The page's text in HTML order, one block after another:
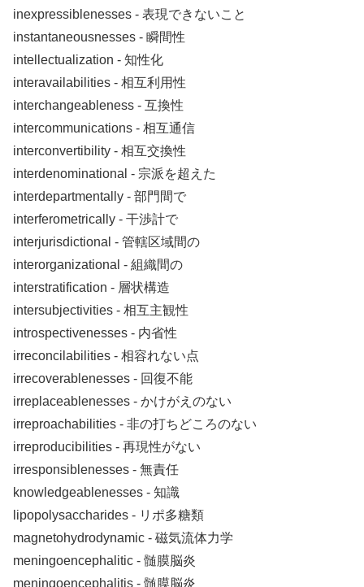
inexpressiblenesses ‐ 表現できないこと
instantaneousnesses ‐ 瞬間性
intellectualization ‐ 知性化
interavailabilities ‐ 相互利用性
interchangeableness ‐ 互換性
intercommunications ‐ 相互通信
interconvertibility ‐ 相互交換性
interdenominational ‐ 宗派を超えた
interdepartmentally ‐ 部門間で
interferometrically ‐ 干渉計で
interjurisdictional ‐ 管轄区域間の
interorganizational ‐ 組織間の
interstratification ‐ 層状構造
intersubjectivities ‐ 相互主観性
introspectivenesses ‐ 内省性
irreconcilabilities ‐ 相容れない点
irrecoverablenesses ‐ 回復不能
irreplaceablenesses ‐ かけがえのない
irreproachabilities ‐ 非の打ちどころのない
irreproducibilities ‐ 再現性がない
irresponsiblenesses ‐ 無責任
knowledgeablenesses ‐ 知識
lipopolysaccharides ‐ リポ多糖類
magnetohydrodynamic ‐ 磁気流体力学
meningoencephalitic ‐ 髄膜脳炎
meningoencephalitis ‐ 髄膜脳炎